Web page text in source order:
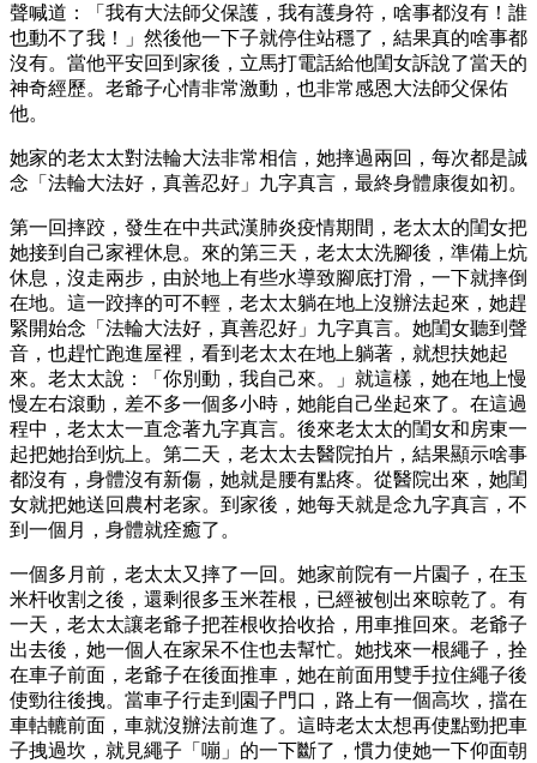
聲喊道：「我有大法師父保護，我有護身符，啥事都沒有！誰
也動不了我！」然後他一下子就停住站穩了，結果真的啥事都
沒有。當他平安回到家後，立馬打電話給他閨女訴說了當天的
神奇經歷。老爺子心情非常激動，也非常感恩大法師父保佑
他。
她家的老太太對法輪大法非常相信，她摔過兩回，每次都是誠
念「法輪大法好，真善忍好」九字真言，最終身體康復如初。
第一回摔跤，發生在中共武漢肺炎疫情期間，老太太的閨女把
她接到自己家裡休息。來的第三天，老太太洗腳後，準備上炕
休息，沒走兩步，由於地上有些水導致腳底打滑，一下就摔倒
在地。這一跤摔的可不輕，老太太躺在地上沒辦法起來，她趕
緊開始念「法輪大法好，真善忍好」九字真言。她閨女聽到聲
音，也趕忙跑進屋裡，看到老太太在地上躺著，就想扶她起
來。老太太說：「你別動，我自己來。」就這樣，她在地上慢
慢左右滾動，差不多一個多小時，她能自己坐起來了。在這過
程中，老太太一直念著九字真言。後來老太太的閨女和房東一
起把她抬到炕上。第二天，老太太去醫院拍片，結果顯示啥事
都沒有，身體沒有新傷，她就是腰有點疼。從醫院出來，她閨
女就把她送回農村老家。到家後，她每天就是念九字真言，不
到一個月，身體就痊癒了。
一個多月前，老太太又摔了一回。她家前院有一片園子，在玉
米杆收割之後，還剩很多玉米茬根，已經被刨出來晾乾了。有
一天，老太太讓老爺子把茬根收拾收拾，用車推回來。老爺子
出去後，她一個人在家呆不住也去幫忙。她找來一根繩子，拴
在車子前面，老爺子在後面推車，她在前面用雙手拉住繩子後
使勁往後拽。當車子行走到園子門口，路上有一個高坎，擋在
車軲轆前面，車就沒辦法前進了。這時老太太想再使點勁把車
子拽過坎，就見繩子「嘣」的一下斷了，慣力使她一下仰面朝